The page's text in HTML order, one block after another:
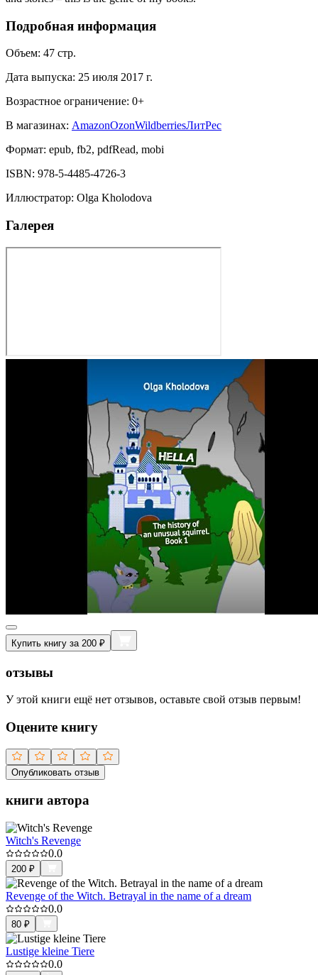
Подробная информация
Объем: 47 стр.
Дата выпуска: 25 июля 2017 г.
Возрастное ограничение: 0+
В магазинах: AmazonOzonWildberriesЛитРес
Формат: epub, fb2, pdfRead, mobi
ISBN: 978-5-4485-4726-3
Иллюстратор: Olga Kholodova
Галерея
Купить книгу за 200 ₽
отзывы
У этой книги ещё нет отзывов, оставьте свой отзыв первым!
Оцените книгу
Опубликовать отзыв
книги автора
Witch's Revenge
0.0
200 ₽
Revenge of the Witch. Betrayal in the name of a dream
0.0
80 ₽
Lustige kleine Tiere
0.0